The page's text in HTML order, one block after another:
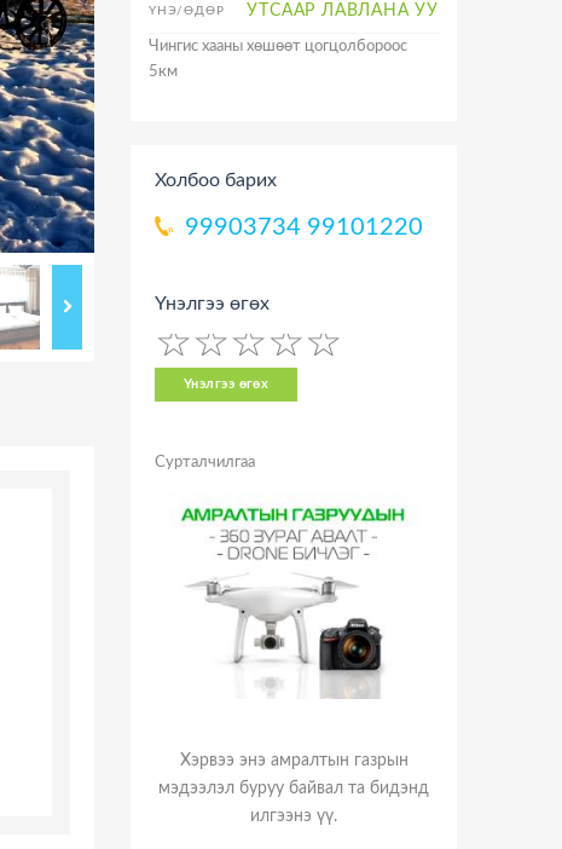
ҮНЭ/ӨДӨР УТСААР ЛАВЛАНА УУ
Чингис хааны хөшөөт цогцолбороос
5км
Холбоо барих
99903734 99101220
Үнэлгээ өгөх
☆☆☆☆☆
★★★★★
Үнэлгээ өгөх
Сурталчилгаа
Хэрвээ энэ амралтын газрын
мэдээлэл буруу байвал та бидэнд
илгээнэ үү.